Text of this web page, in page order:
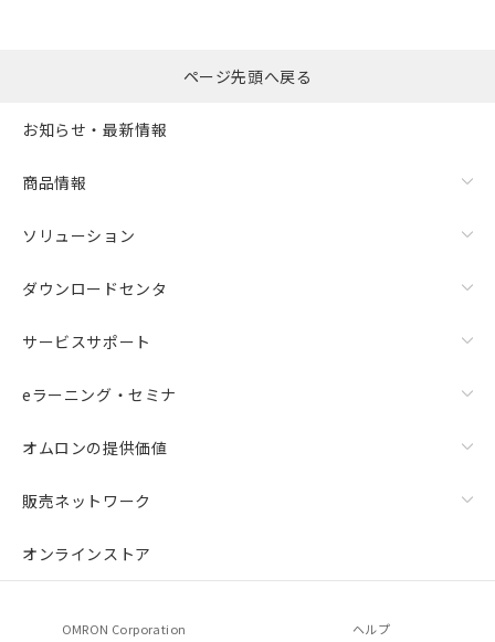
ページ先頭へ戻る
お知らせ・最新情報
商品情報
ソリューション
ダウンロードセンタ
サービスサポート
eラーニング・セミナ
オムロンの提供価値
販売ネットワーク
オンラインストア
OMRON Corporation ヘルプ